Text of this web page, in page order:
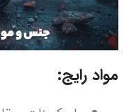
مواد رایج: